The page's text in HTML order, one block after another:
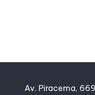
Av. Piracema,